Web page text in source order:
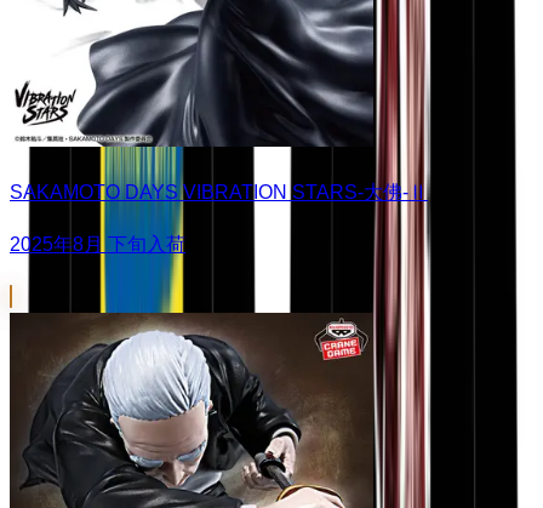
SAKAMOTO DAYS VIBRATION STARS-大佛-Ⅱ
2025年8月 下旬入荷